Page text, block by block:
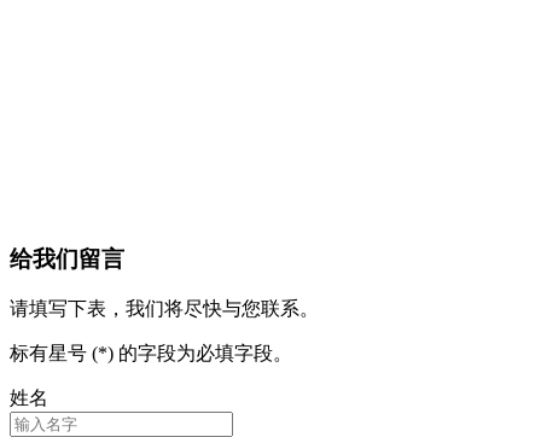
给我们留言
请填写下表，我们将尽快与您联系。
标有星号 (*) 的字段为必填字段。
姓名